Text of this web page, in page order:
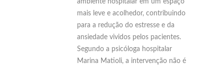
mais leve e acolhedor, contribuindo
para a redução do estresse e da
ansiedade vividos pelos pacientes.
Segundo a psicóloga hospitalar
Marina Matioli, a intervenção não é